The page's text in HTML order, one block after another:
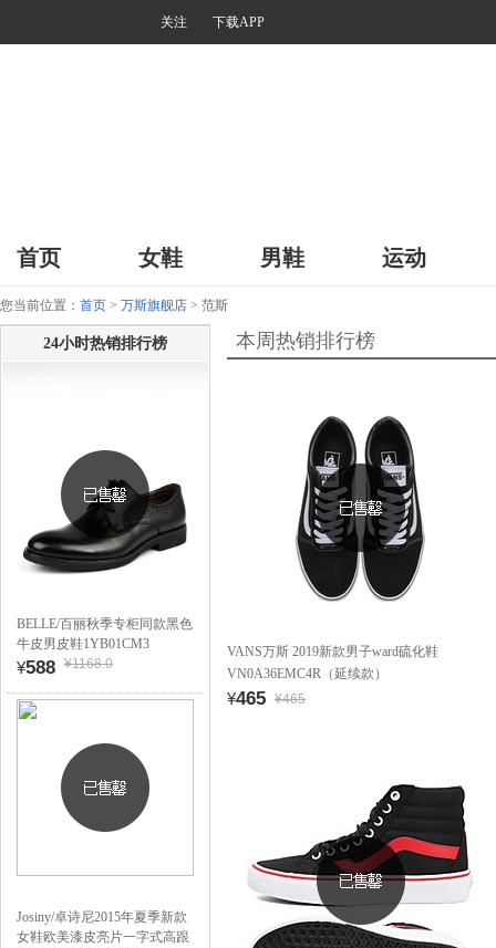
关注 下载APP
首页 女鞋 男鞋 运动
您当前位置： 首页 > 万斯旗舰店 > 范斯
24小时热销排行榜
BELLE/百丽秋季专柜同款黑色
牛皮男皮鞋1YB01CM3
¥588 ¥1168.0
Josiny/卓诗尼2015年夏季新款
女鞋欧美漆皮亮片一字式高跟
本周热销排行榜
VANS万斯 2019新款男子ward硫化鞋
VN0A36EMC4R（延续款）
¥465 ¥465